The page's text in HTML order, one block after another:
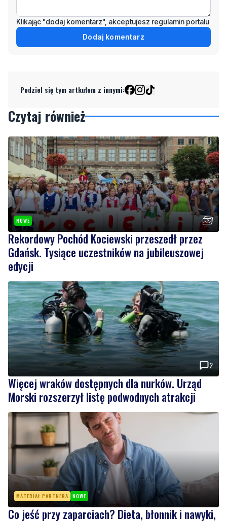
NOWE
Rekordowy Pochód Kociewski przeszedł przez
Gdańsk. Tysiące uczestników na jubileuszowej
edycji
2
Więcej wraków dostępnych dla nurków. Urząd
Morski rozszerzył listę podwodnych atrakcji
MATERIAŁ PARTNERA NOWE
Co jeść przy zaparciach? Dieta, błonnik i nawyki,
które naprawdę działają
Wiadomości
NOWE piątek, 7 sierpnia 2026